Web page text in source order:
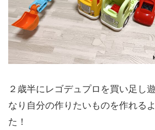
２歳半にレゴデュプロを買い足し
なり自分の作りたいものを作れる
た！